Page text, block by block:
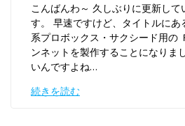
こんばんわ～ 久しぶりに更新し
す。 早速ですけど、タイトルに
系プロボックス・サクシード用の
ンネットを製作することになりま
いんですよね…
続きを読む